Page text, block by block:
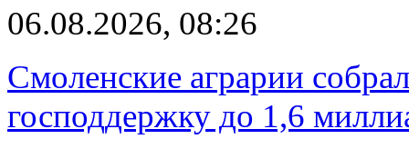
06.08.2026, 08:26
Смоленские аграрии
господдержку до 1,6